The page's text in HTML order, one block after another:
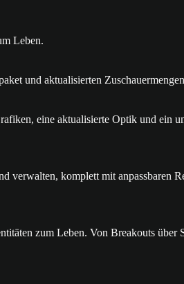
Leben.
und aktualisierten
eine aktualisierte Optik und ein
verwalten, komplett mit anpassbaren
zum Leben. Von Breakouts über